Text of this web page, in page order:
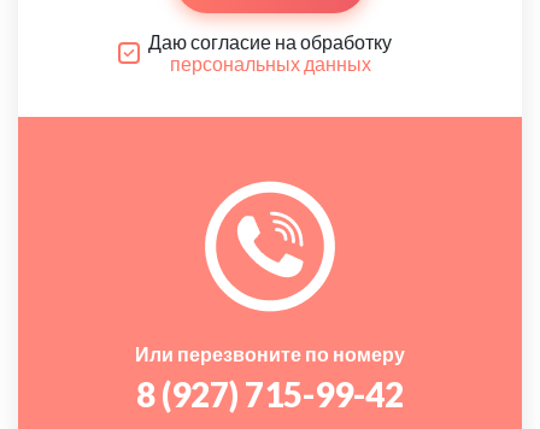
Даю согласие на обработку
персональных данных
Или перезвоните по номеру
8 (927) 715-99-42